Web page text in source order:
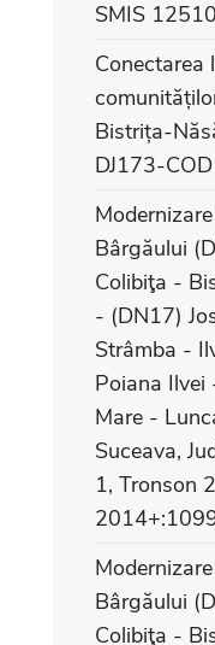
SMIS
Conectarea
Bistrița-
DJ173-
Bârgăului
Colibiţa -
- (DN17)
Strâmba -
Poiana
Mare -
Suceava,
1, Tronson
Bârgăului
Colibiţa -